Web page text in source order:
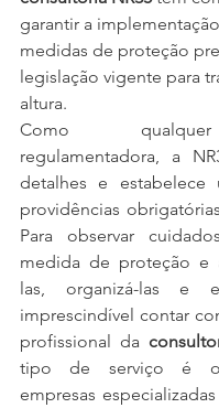
garantir a
medidas de proteção
legislação vigente para
altura.
Como
regulamentadora, a
detalhes e estabelece
providências
Para observar
medida de proteção e
las, organizá-las e
imprescindível contar
profissional da
tipo de serviço é
empresas